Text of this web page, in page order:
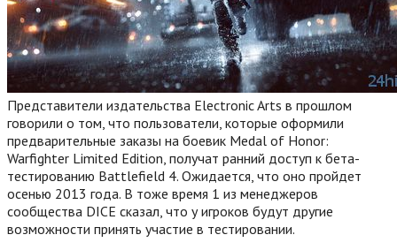
Представители издательства Electronic Arts в прошлом
говорили о том, что пользователи, которые оформили
предварительные заказы на боевик Medal of Honor:
Warfighter Limited Edition, получат ранний доступ к бета-
тестированию Battlefield 4. Ожидается, что оно пройдет
осенью 2013 года. В тоже время 1 из менеджеров
сообщества DICE сказал, что у игроков будут другие
возможности принять участие в тестировании.